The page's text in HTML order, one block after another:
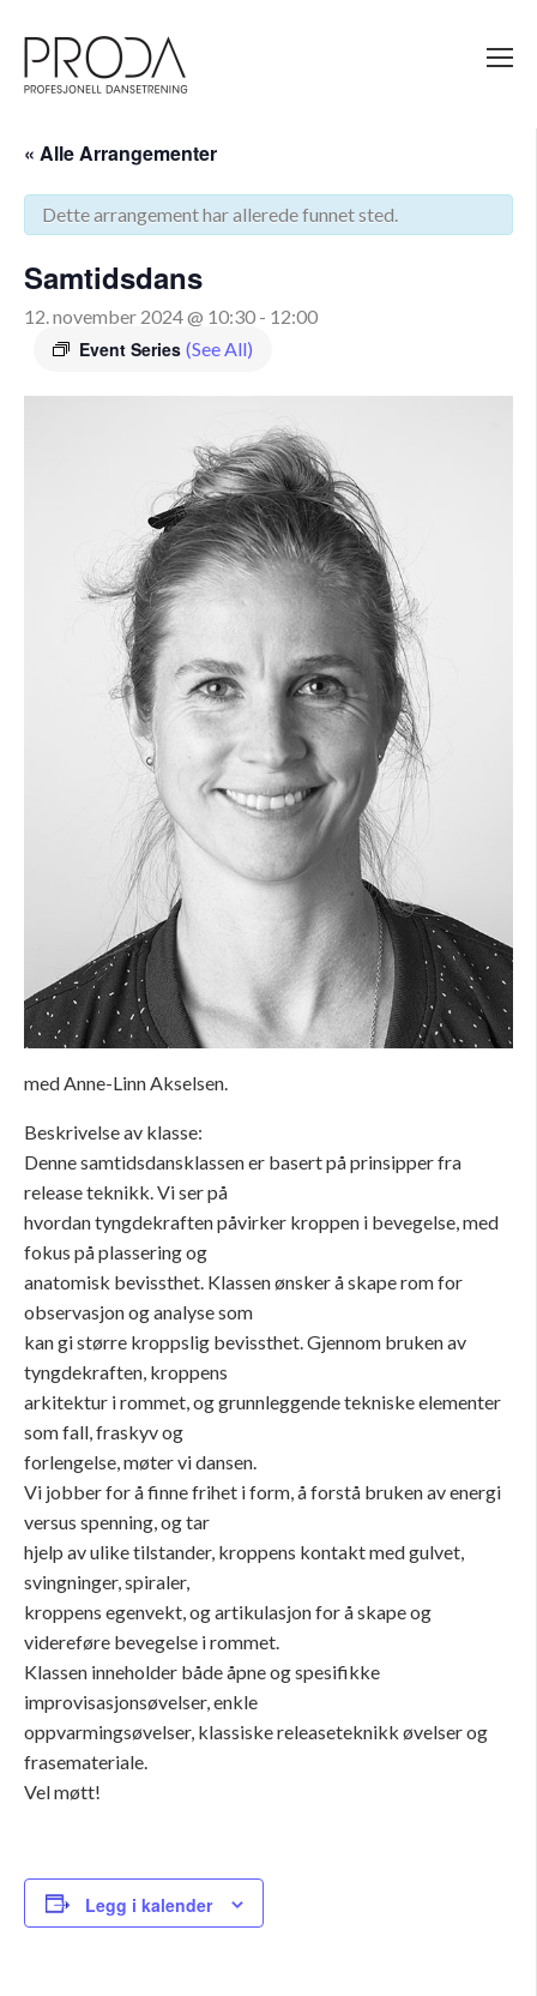
sidens
hovedinnhold
« Alle Arrangementer
Dette arrangement har allerede funnet sted.
Samtidsdans
12. november 2024 @ 10:30 - 12:00
Event Series (See All)
med Anne-Linn Akselsen.
Beskrivelse av klasse:
Denne samtidsdansklassen er basert på prinsipper fra
release teknikk. Vi ser på
hvordan tyngdekraften påvirker kroppen i bevegelse, med
fokus på plassering og
anatomisk bevissthet. Klassen ønsker å skape rom for
observasjon og analyse som
kan gi større kroppslig bevissthet. Gjennom bruken av
tyngdekraften, kroppens
arkitektur i rommet, og grunnleggende tekniske elementer
som fall, fraskyv og
forlengelse, møter vi dansen.
Vi jobber for å finne frihet i form, å forstå bruken av energi
versus spenning, og tar
hjelp av ulike tilstander, kroppens kontakt med gulvet,
svingninger, spiraler,
kroppens egenvekt, og artikulasjon for å skape og
videreføre bevegelse i rommet.
Klassen inneholder både åpne og spesifikke
improvisasjonsøvelser, enkle
oppvarmingsøvelser, klassiske releaseteknikk øvelser og
frasemateriale.
Vel møtt!
Legg i kalender